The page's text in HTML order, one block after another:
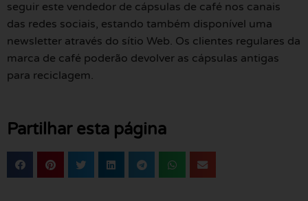
seguir este vendedor de cápsulas de café nos canais
das redes sociais, estando também disponível uma
newsletter através do sítio Web. Os clientes regulares da
marca de café poderão devolver as cápsulas antigas
para reciclagem.
Partilhar esta página